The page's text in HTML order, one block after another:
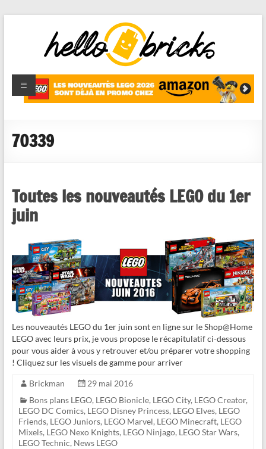
HelloBricks
Blog LEGO,
nouveaut�s
reviews
70339
Toutes les nouveautés LEGO du 1er
juin
Les nouveautés LEGO du 1er juin sont en ligne sur le Shop@Home
LEGO avec leurs prix, je vous propose le récapitulatif ci-dessous
pour vous aider à vous y retrouver et/ou préparer votre shopping
! Cliquez sur les visuels de gamme pour arriver
Brickman
29 mai 2016
Bons plans LEGO, LEGO Bionicle, LEGO City, LEGO Creator,
LEGO DC Comics, LEGO Disney Princess, LEGO Elves, LEGO
Friends, LEGO Juniors, LEGO Marvel, LEGO Minecraft, LEGO
Mixels, LEGO Nexo Knights, LEGO Ninjago, LEGO Star Wars,
LEGO Technic, News LEGO